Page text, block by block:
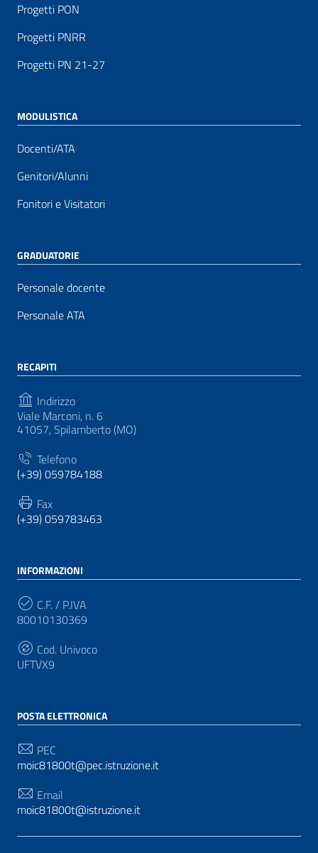
Progetti PON
Progetti PNRR
Progetti PN 21-27
MODULISTICA
Docenti/ATA
Genitori/Alunni
Fonitori e Visitatori
GRADUATORIE
Personale docente
Personale ATA
RECAPITI
Indirizzo
Viale Marconi, n. 6
41057, Spilamberto (MO)
Telefono
(+39) 059784188
Fax
(+39) 059783463
INFORMAZIONI
C.F. / P.IVA
80010130369
Cod. Univoco
UFTVX9
POSTA ELETTRONICA
PEC
moic81800t@pec.istruzione.it
Email
moic81800t@istruzione.it